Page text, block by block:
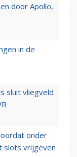
door Apollo,
in de
sluit vliegveld
onder
slots vrijgeven